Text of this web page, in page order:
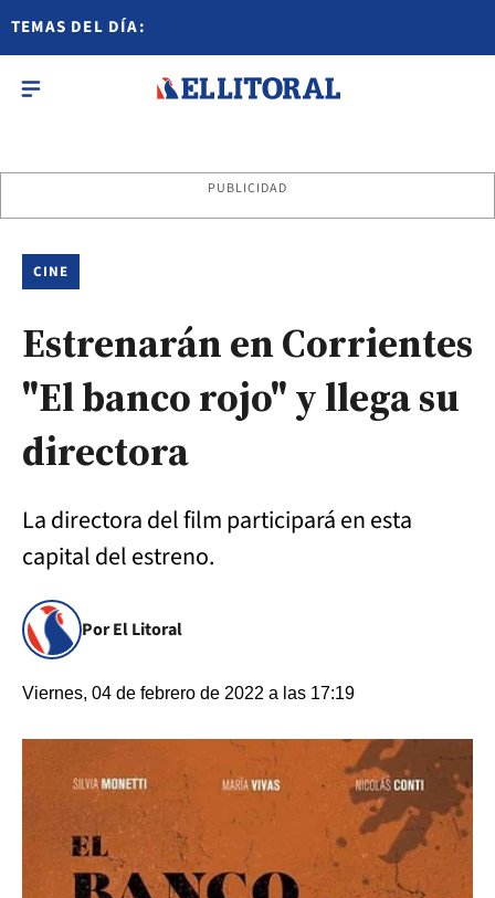
TEMAS DEL DÍA:
PUBLICIDAD
CINE
Estrenarán en Corrientes
"El banco rojo" y llega su
directora
La directora del film participará en esta
capital del estreno.
Por El Litoral
Viernes, 04 de febrero de 2022 a las 17:19